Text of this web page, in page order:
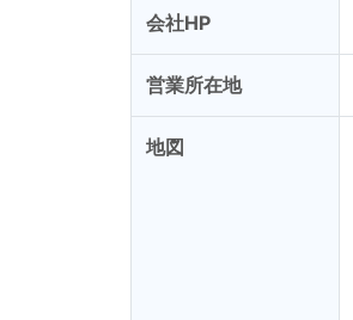
会社HP
営業所在地
地図